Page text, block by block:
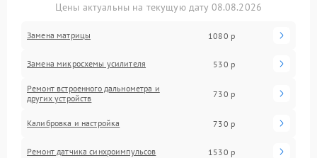
Цены актуальны на текущую дату 08.08.2026
Замена матрицы 1080 р
Замена микросхемы усилителя 530 р
Ремонт встроенного дальнометра и
других устройств
730 р
Калибровка и настройка 730 р
Ремонт датчика синхроимпульсов 1530 р